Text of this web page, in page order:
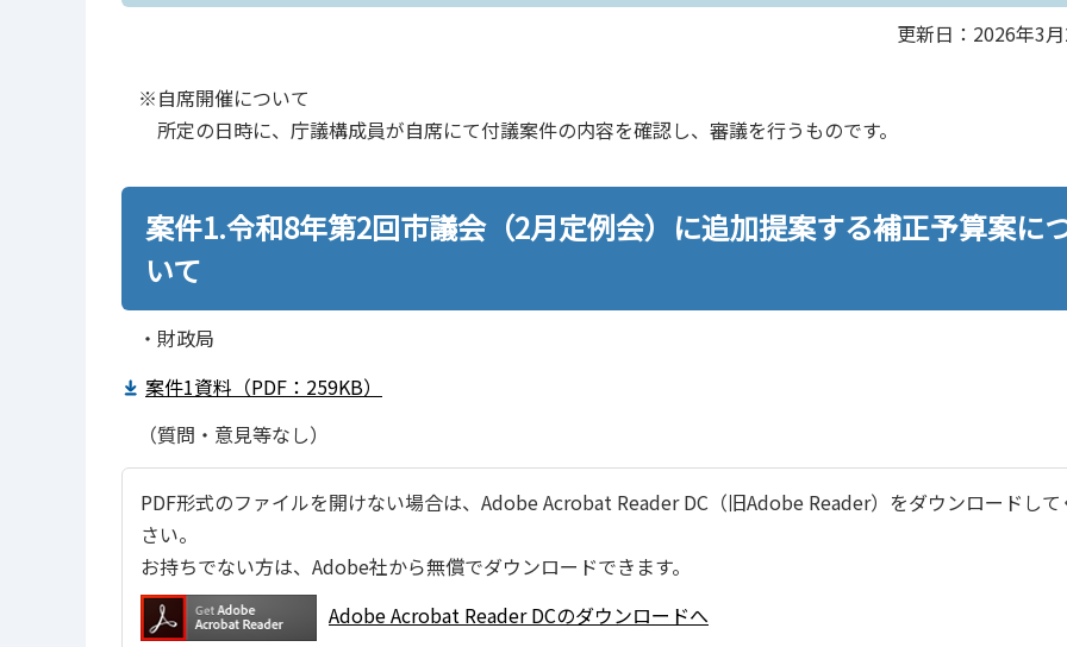
更新日：2026年3
※⾃席開催について
所定の⽇時に、庁議構成員が⾃席にて付議案件の内容を確認し、審議を⾏うものです。
案件1.令和8年第2回市議会（2月定例会）に追加提案する補正予算案に
いて
・財政局
案件1資料（PDF：259KB）
（質問・意見等なし）
PDF形式のファイルを開けない場合は、Adobe Acrobat Reader DC（旧Adobe Reader）をダウンロードして
さい。
お持ちでない方は、Adobe社から無償でダウンロードできます。
Adobe Acrobat Reader DCのダウンロードへ